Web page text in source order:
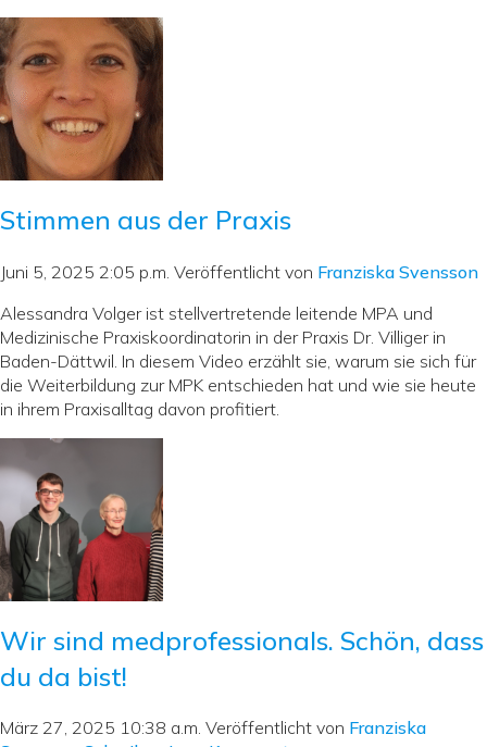
Stimmen aus der Praxis
Juni 5, 2025 2:05 p.m. Veröffentlicht von Franziska Svensson
Alessandra Volger ist stellvertretende leitende MPA und
Medizinische Praxiskoordinatorin in der Praxis Dr. Villiger in
Baden-Dättwil. In diesem Video erzählt sie, warum sie sich für
die Weiterbildung zur MPK entschieden hat und wie sie heute
in ihrem Praxisalltag davon profitiert.
Wir sind medprofessionals. Schön, dass
du da bist!
März 27, 2025 10:38 a.m. Veröffentlicht von Franziska